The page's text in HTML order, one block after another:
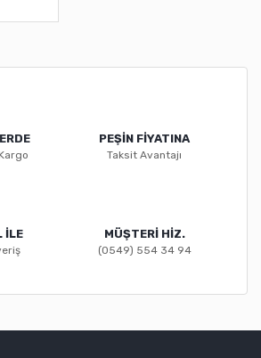
PEŞİN FİYATINA
Taksit Avantajı
İLE MÜŞTERİ HİZ.
(0549) 554 34 94